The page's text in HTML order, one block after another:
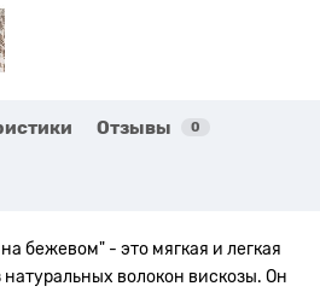
Отзывы 0
на бежевом" - это мягкая и легкая
волокон вискозы. Он